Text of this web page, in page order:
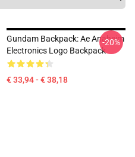
Gundam Backpack: Ae Anaheim
Electronics Logo Backpack
€ 33,94 - € 38,18
-20%